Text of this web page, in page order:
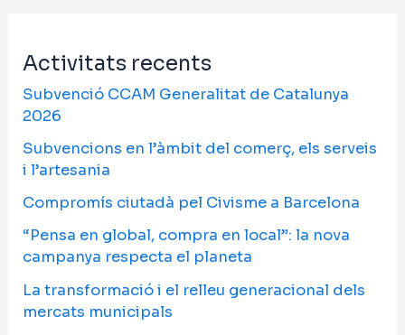
Activitats recents
Subvenció CCAM Generalitat de Catalunya
2026
Subvencions en l’àmbit del comerç, els serveis
i l’artesania
Compromís ciutadà pel Civisme a Barcelona
“Pensa en global, compra en local”: la nova
campanya respecta el planeta
La transformació i el relleu generacional dels
mercats municipals